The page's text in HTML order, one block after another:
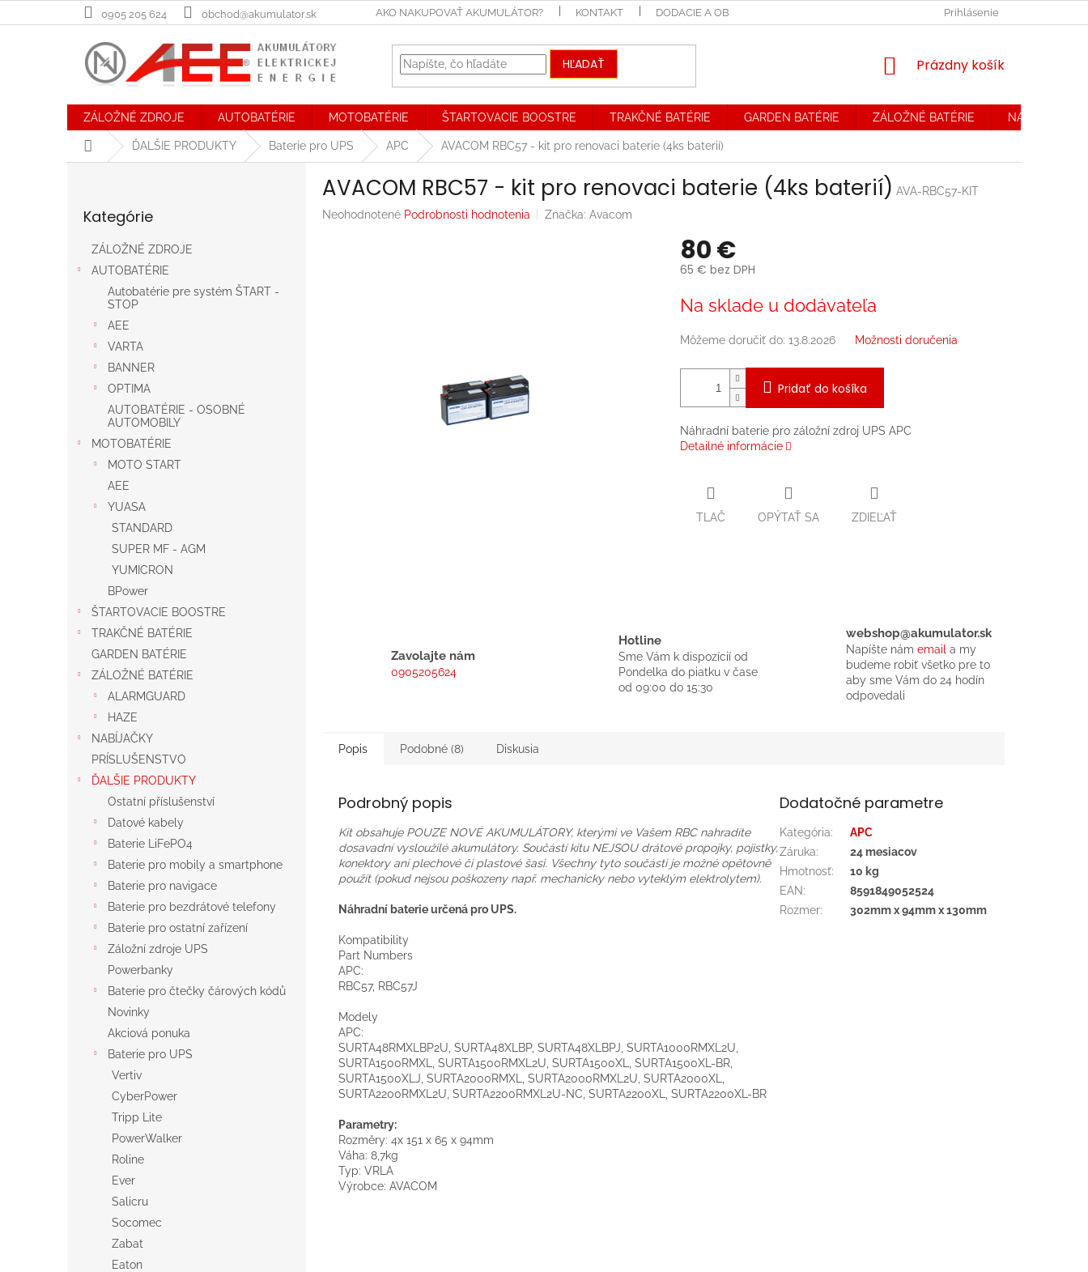
na
0905 205 624 obchod@akumulator.sk AKO NAKUPOVAŤ AKUMULÁTOR? KONTAKT DODACIE A OBCHODNÉ PODMIENKY. REKLAMAČNÝ PORIADOKPrihlásenie
HĽADAŤ
NÁKUPNÝ
Prázdny košík
ZÁLOŽNÉ ZDROJE AUTOBATÉRIE MOTOBATÉRIE ŠTARTOVACIE BOOSTRE TRAKČNÉ BATÉRIE GARDEN BATÉRIE ZÁLOŽNÉ BATÉRIE NABÍJAČKY
DomovĎALŠIE PRODUKTY Baterie pro UPS APC AVACOM RBC57 - kit pro renovaci baterie (4ks baterií)
kategórie
Kategórie
ZÁLOŽNÉ ZDROJE
AUTOBATÉRIE
Autobatérie pre systém ŠTART -
STOP
AEE
VARTA
BANNER
OPTIMA
AUTOBATÉRIE - OSOBNÉ
AUTOMOBILY
MOTOBATÉRIE
MOTO START
AEE
YUASA
STANDARD
SUPER MF - AGM
YUMICRON
BPower
ŠTARTOVACIE BOOSTRE
TRAKČNÉ BATÉRIE
GARDEN BATÉRIE
ZÁLOŽNÉ BATÉRIE
ALARMGUARD
HAZE
NABÍJAČKY
PRÍSLUŠENSTVO
ĎALŠIE PRODUKTY
Ostatní příslušenství
Datové kabely
Baterie LiFePO4
Baterie pro mobily a smartphone
Baterie pro navigace
Baterie pro bezdrátové telefony
Baterie pro ostatní zařízení
Záložní zdroje UPS
Powerbanky
Baterie pro čtečky čárových kódů
Novinky
Akciová ponuka
Baterie pro UPS
Vertiv
CyberPower
Tripp Lite
PowerWalker
Roline
Ever
Salicru
Socomec
Zabat
Eaton
AVACOM RBC57 - kit pro renovaci baterie (4ks baterií) AVA-RBC57-KIT
Priemerné
Neohodnotené Podrobnosti hodnotenia Značka: Avacom
80 €
65 € bez DPH
cena:
Na sklade u dodávateľa
Môžeme doručiť do: 13.8.2026 Možnosti doručenia
Pridať do košíka
Náhradní baterie pro záložní zdroj UPS APC
Detailné informácie
TLAČ OPÝTAŤ SA ZDIEĽAŤ
Zavolajte nám
0905205624
Hotline
Sme Vám k dispozícií od
Pondelka do piatku v čase
od 09:00 do 15:30
webshop@akumulator.sk
Napíšte nám email a my
budeme robiť všetko pre to
aby sme Vám do 24 hodín
odpovedali
Popis Podobné (8) Diskusia
Podrobný popis
Kit obsahuje POUZE NOVÉ AKUMULÁTORY, kterými ve Vašem RBC nahradíte
dosavadní vysloužilé akumulátory. Součástí kitu NEJSOU drátové propojky, pojistky,
konektory ani plechové či plastové šasi. Všechny tyto součásti je možné opětovně
použít (pokud nejsou poškozeny např. mechanicky nebo vyteklým elektrolytem).
Náhradní baterie určená pro UPS.
Kompatibility
Part Numbers
APC:
RBC57, RBC57J
Modely
APC:
SURTA48RMXLBP2U, SURTA48XLBP, SURTA48XLBPJ , SURTA1000RMXL2U,
SURTA1500RMXL, SURTA1500RMXL2U, SURTA1500XL, SURTA1500XL-BR,
SURTA1500XLJ, SURTA2000RMXL, SURTA2000RMXL2U, SURTA2000XL,
SURTA2200RMXL2U, SURTA2200RMXL2U-NC, SURTA2200XL, SURTA2200XL-BR
Parametry:
Rozměry: 4x 151 x 65 x 94mm
Váha: 8,7kg
Typ: VRLA
Výrobce: AVACOM
Dodatočné parametre
Kategória:
APC
Záruka:
24 mesiacov
Hmotnosť:
10 kg
EAN:
8591849052524
Rozmer: 302mm x 94mm x 130mm